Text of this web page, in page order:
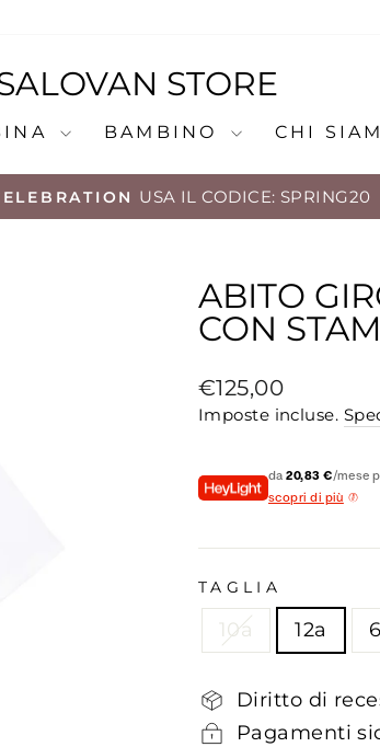
STORE
BAMBINO CHI
Metti
presentazione
USA IL CODICE: SPRING20
ABITO
CON
Prezzo
di
€125,00
Imposte incluse.
da20,83 €/mese
scopri di più
TAGLIA
10a 12a
Diritto di
Pagamenti